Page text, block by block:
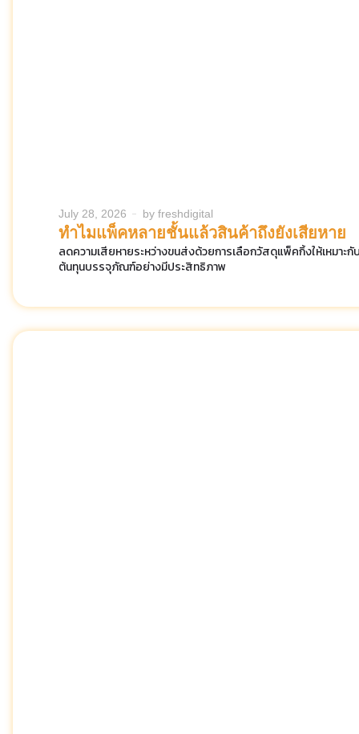
July 28, 2026 by freshdigital
ทำไมแพ็คหลายชั้นแล้วสินค้าถึงยังเสียหาย
ลดความเสียหายระหว่างขนส่งด้วยการเลือกวัสดุแพ็คกิ้งให้เหม
ต้นทุนบรรจุภัณฑ์อย่างมีประสิทธิภาพ